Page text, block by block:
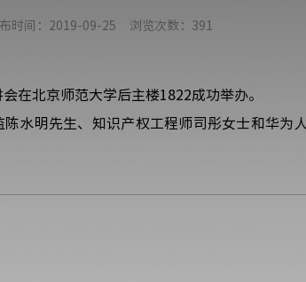
时间：2019-09-25 浏览次数： 391
在北京师范大学后主楼1822成功举办。
水明先生、知识产权工程师司彤女士和华为